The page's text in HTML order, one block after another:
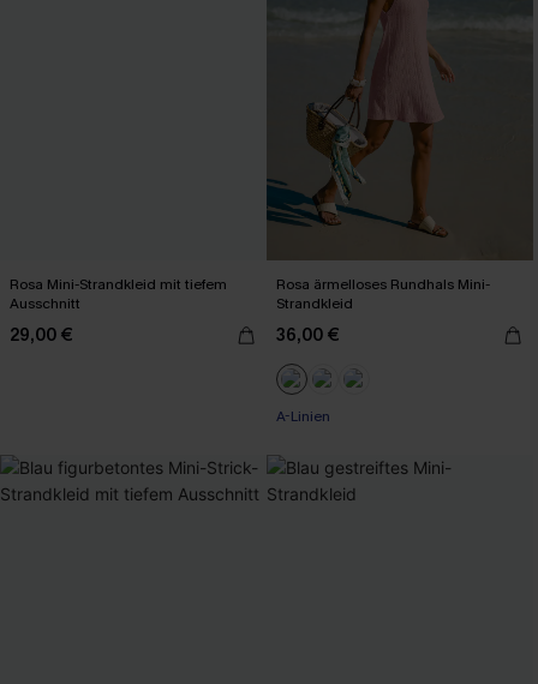
Rosa Mini-Strandkleid mit tiefem
Ausschnitt
29,00 €
Rosa ärmelloses Rundhals Mini-
Strandkleid
36,00 €
A-Linien